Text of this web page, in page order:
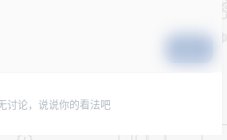
讨论，说说你的看法吧